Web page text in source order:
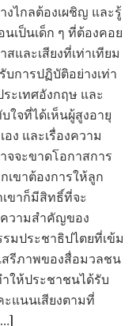
ไกลต้องเผชิญ และรู้
เป็นเด็ก ๆ ที่ต้องคอย
และเสียงที่เท่าเทียม
การปฏิบัติอย่างเท่า
ะเทศอังกฤษ และ
ใจที่ได้เห็นผู้สูงอายุ
ง และเรื่องความ
จจะขาดโอกาสการ
เขาต้องการให้ลูก
ขาก็มีสิทธิ์ที่จะ
ความสำคัญของ
มประชาธิปไตยที่เข้ม
สรีภาพของสื่อมวลชน
ให้ประชาชนได้รับ
ะแนนเสียงตามที่